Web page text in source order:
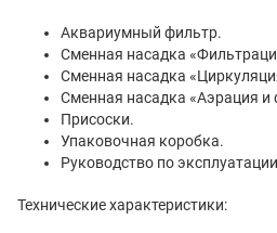
Аквариумный фильтр.
Сменная насадка
Сменная насадка
Сменная насадка «Аэрация и
Присоски.
Упаковочная коробка.
Руководство по
Технические характеристики: